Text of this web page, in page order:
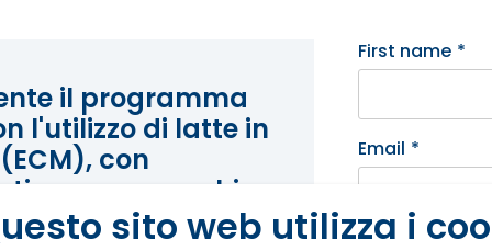
sito web utilizza i
il programma
l'utilizzo di latte in
con
o con secchio
documenti via e-mail.
First name *
Email *